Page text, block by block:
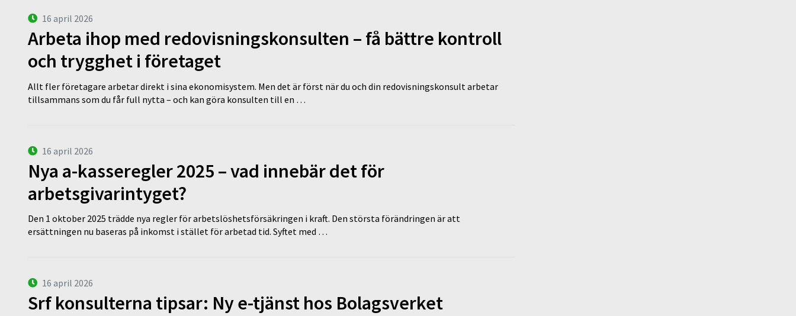
16 april 2026
Arbeta ihop med redovisningskonsulten – få bättre kontroll
och trygghet i företaget
Allt fler företagare arbetar direkt i sina ekonomisystem. Men det är först när du och din redovisningskonsult arbetar
tillsammans som du får full nytta – och kan göra konsulten till en …
16 april 2026
Nya a-kasseregler 2025 – vad innebär det för
arbetsgivarintyget?
Den 1 oktober 2025 trädde nya regler för arbetslöshetsförsäkringen i kraft. Den största förändringen är att
ersättningen nu baseras på inkomst i stället för arbetad tid. Syftet med …
16 april 2026
Srf konsulterna tipsar: Ny e-tjänst hos Bolagsverket